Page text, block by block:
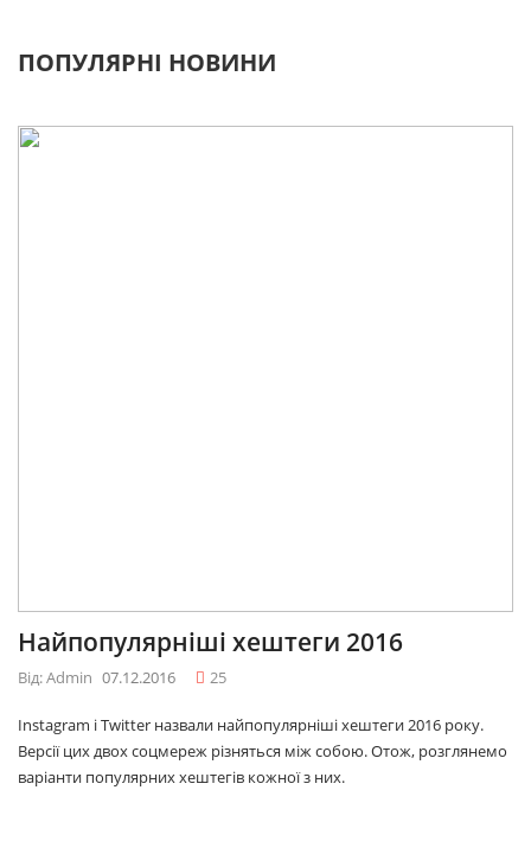
ПОПУЛЯРНІ НОВИНИ
Найпопулярніші хештеги 2016
Від: Admin 07.12.2016 25
Instagram і Twitter назвали найпопулярніші хештеги 2016 року.
Версії цих двох соцмереж різняться між собою. Отож, розглянемо
варіанти популярних хештегів кожної з них.